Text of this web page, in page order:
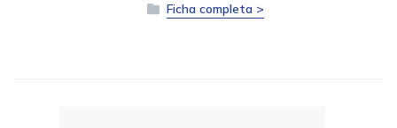
Ficha completa >